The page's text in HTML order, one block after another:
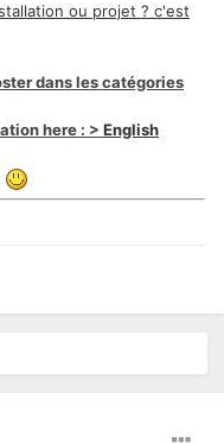
ou projet ? c'est
dans les catégories
here : > English